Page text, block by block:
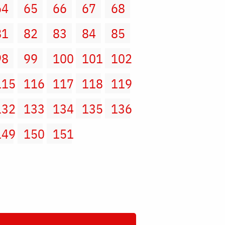
65 66 67
68
82 83 84
85
99 100 101 102
116 117 118 119
133 134 135 136
150 151